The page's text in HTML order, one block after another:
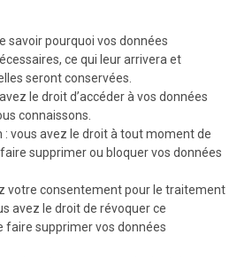
savoir pourquoi vos données
ce qui leur arrivera et
seront conservées.
le droit d’accéder à vos données
connaissons.
: vous avez le droit à tout moment de
supprimer ou bloquer vos données
votre consentement pour le traitement
avez le droit de révoquer ce
faire supprimer vos données